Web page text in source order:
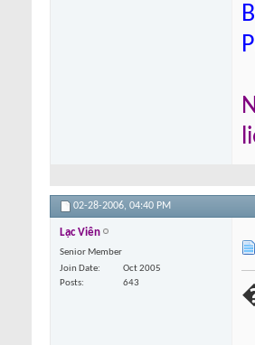
02-28-2006, 04:40 PM
Lạc Viên
Senior Member
Join Date
Oct 2005
Posts
643